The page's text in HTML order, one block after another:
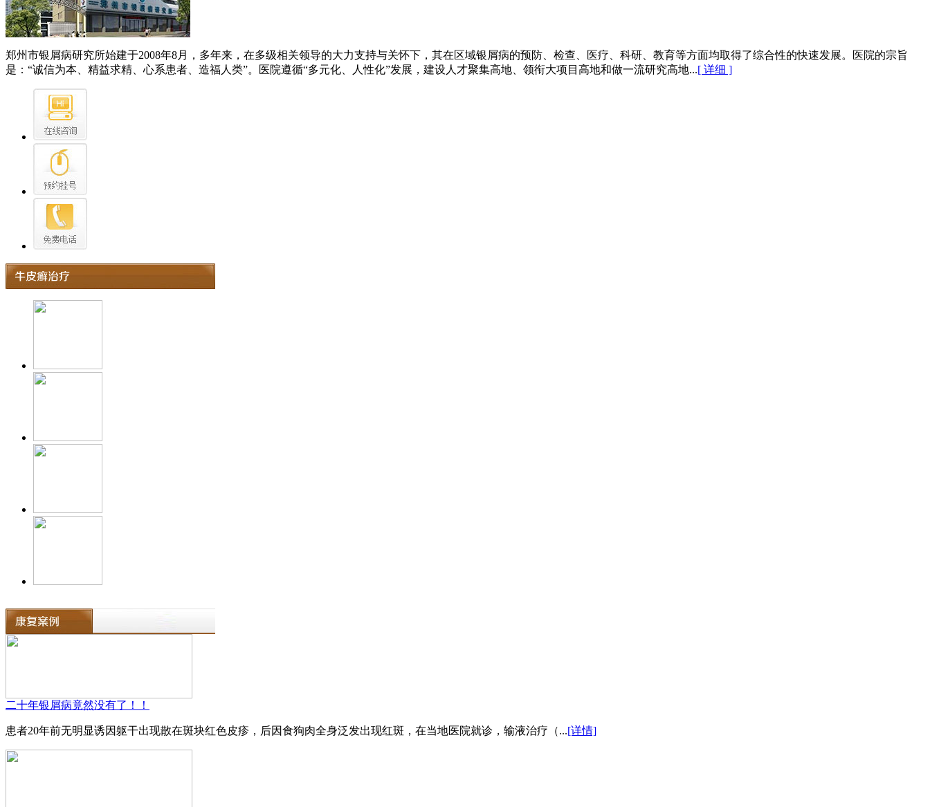
郑州市银屑病研究所始建于2008年8月，多年来，在多级相关领导的大力支持与关怀下，其在区域银屑病的预防、检查、医疗、科研、教育等方面均取得了综合性的快速发展。医院的宗旨
是：“诚信为本、精益求精、心系患者、造福人类”。医院遵循“多元化、人性化”发展，建设人才聚集高地、领衔大项目高地和做一流研究高地...[ 详细 ]
二十年银屑病竟然没有了！！
患者20年前无明显诱因躯干出现散在斑块红色皮疹，后因食狗肉全身泛发出现红斑，在当地医院就诊，输液治疗（...[详情]